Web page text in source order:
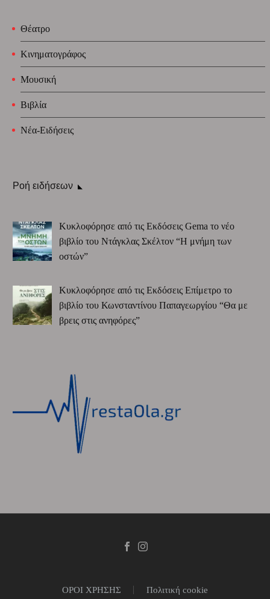
Θέατρο
Κινηματογράφος
Μουσική
Βιβλία
Νέα-Ειδήσεις
Ροή ειδήσεων
Κυκλοφόρησε από τις Εκδόσεις Gema το νέο
βιβλίο του Ντάγκλας Σκέλτον “Η μνήμη των
οστών”
Κυκλοφόρησε από τις Εκδόσεις Επίμετρο το
βιβλίο του Κωνσταντίνου Παπαγεωργίου “Θα με
βρεις στις ανηφόρες”
ΟΡΟΙ ΧΡΗΣΗΣ Πολιτική cookie